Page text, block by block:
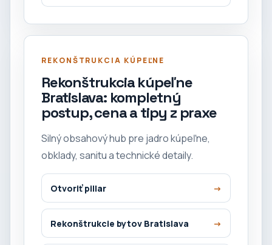
REKONŠTRUKCIA KÚPEĽNE
Rekonštrukcia kúpeľne
Bratislava: kompletný
postup, cena a tipy z praxe
Silný obsahový hub pre jadro kúpeľne,
obklady, sanitu a technické detaily.
Otvoriť pillar
Rekonštrukcie bytov Bratislava